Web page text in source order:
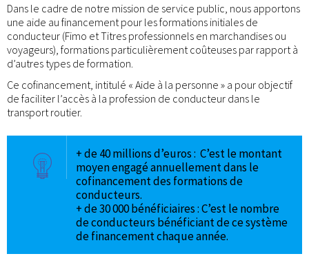
Dans le cadre de notre mission de service public, nous apportons
une aide au financement pour les formations initiales de
conducteur (Fimo et Titres professionnels en marchandises ou
voyageurs), formations particulièrement coûteuses par rapport à
d’autres types de formation.
Ce cofinancement, intitulé « Aide à la personne » a pour objectif
de faciliter l’accès à la profession de conducteur dans le
transport routier.
+ de 40 millions d’euros : C’est le montant
moyen engagé annuellement dans le
cofinancement des formations de
conducteurs.
+ de 30 000 bénéficiaires : C’est le nombre
de conducteurs bénéficiant de ce système
de financement chaque année.